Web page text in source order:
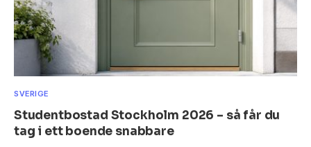
SVERIGE
Studentbostad Stockholm 2026 – så får du
tag i ett boende snabbare